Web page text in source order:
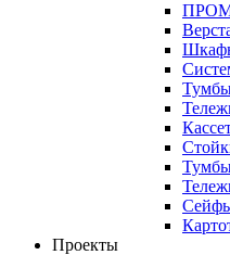
Проекты